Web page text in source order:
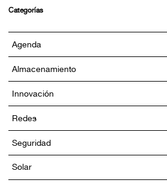
Categorías
Agenda
Almacenamiento
Innovación
Redes
Seguridad
Solar